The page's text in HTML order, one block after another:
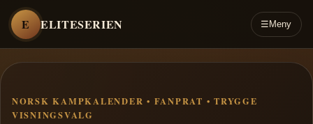
E ELITESERIEN ☰ Meny
NORSK KAMPKALENDER • FANPRAT • TRYGGE
VISNINGSVALG